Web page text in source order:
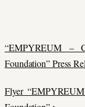
“EMPYREUM –
Foundation” Press
Flyer